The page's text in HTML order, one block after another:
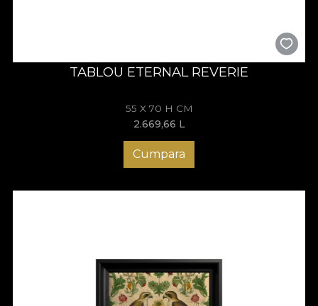
TABLOU ETERNAL REVERIE
55 X 70 H CM
2.669,66 L
Cumpara